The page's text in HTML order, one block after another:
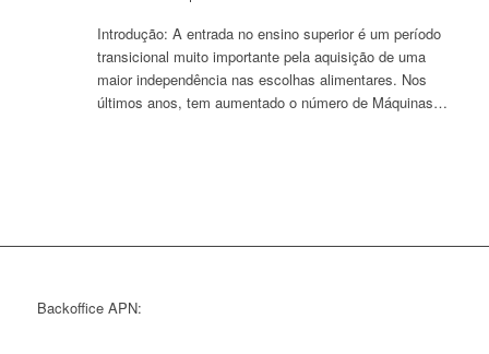
Introdução: A entrada no ensino superior é um período
transicional muito importante pela aquisição de uma
maior independência nas escolhas alimentares. Nos
últimos anos, tem aumentado o número de Máquinas…
Backoffice APN: